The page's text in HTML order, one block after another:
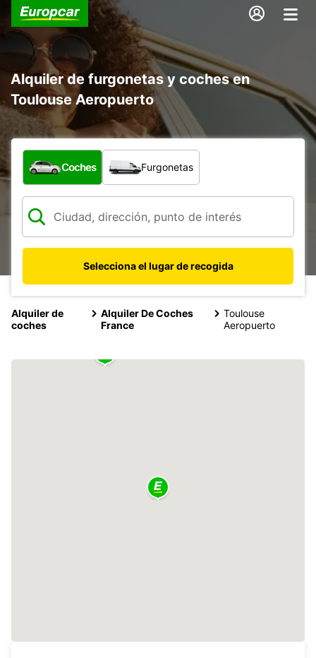
Alquiler de furgonetas y coches en
Toulouse Aeropuerto
¿Qué tipo de vehículo?
Coches Furgonetas
Selecciona el lugar de recogida
Alquiler de
coches
Alquiler De Coches
France
Toulouse
Aeropuerto